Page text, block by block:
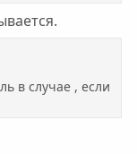
в случае , если